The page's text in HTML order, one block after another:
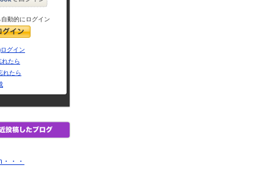
動的にログイン
グイン
れたら
れたら
・・